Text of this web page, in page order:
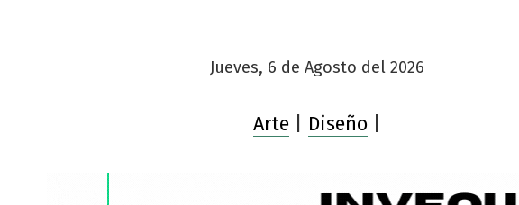
Jueves, 6 de Agosto del 2026
Arte Diseño